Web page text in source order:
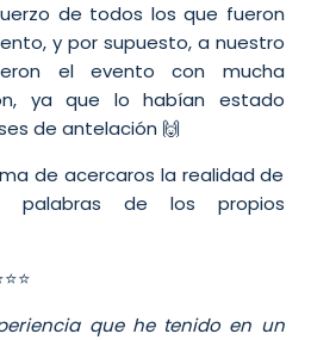
de todos los que fueron
y por supuesto, a nuestro
el evento con mucha
ya que lo habían estado
de antelación 🙌
de acercaros la realidad de
de los propios
que he tenido en un